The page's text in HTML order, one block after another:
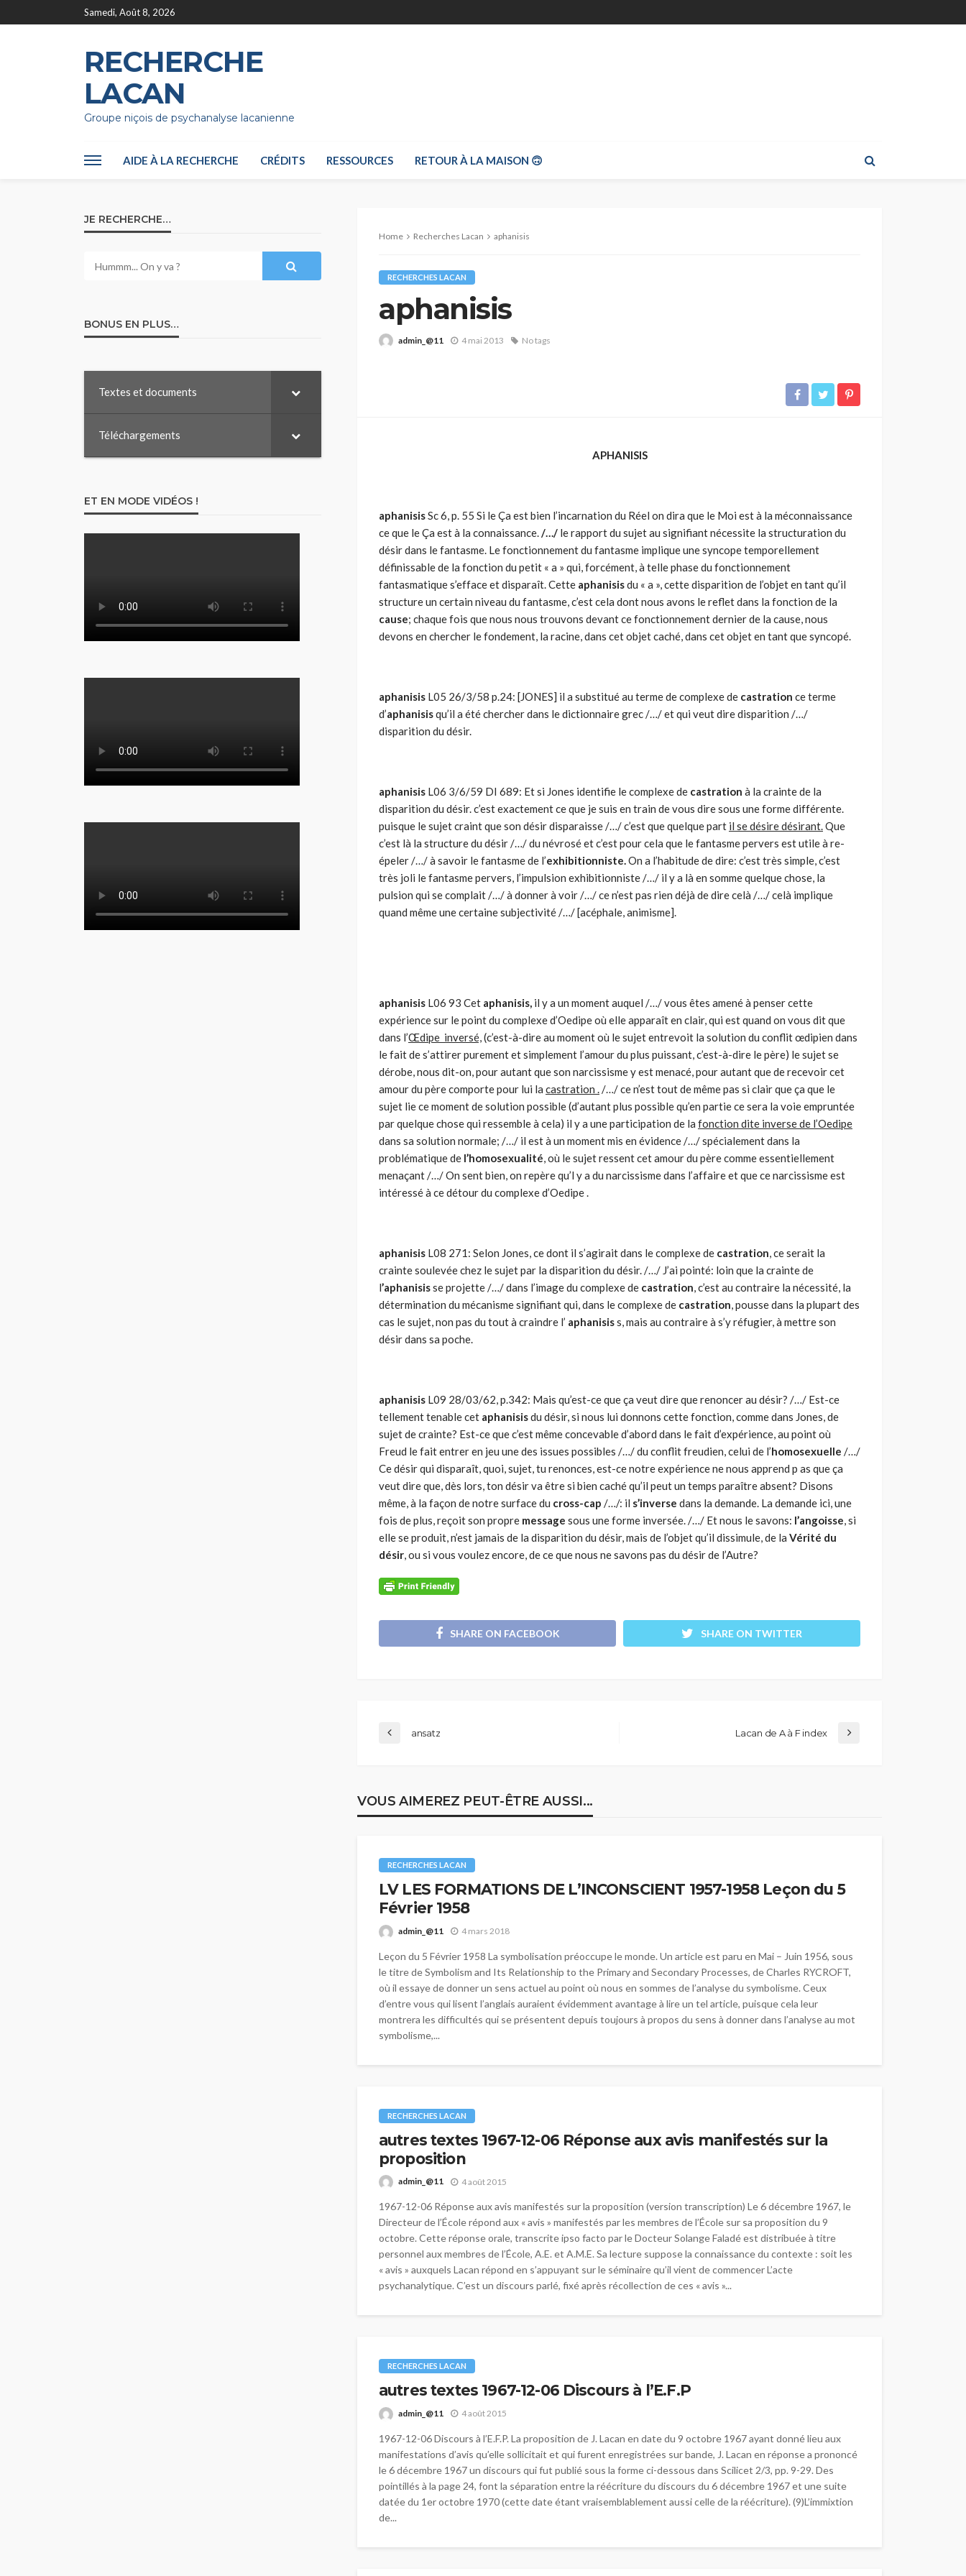
Samedi, Août 8, 2026
RECHERCHE
LACAN
Groupe niçois de psychanalyse lacanienne
AIDE À LA RECHERCHE CRÉDITS RESSOURCES RETOUR À LA MAISON 🙃
Home Recherches Lacan aphanisis
RECHERCHES LACAN
aphanisis
admin_@11 4 mai 2013 No tags
APHANISIS
aphanisisSc 6, p. 55 Si le Ça est bien l’incarnation du Réel on dira que le Moi est à la méconnaissance
ce que le Ça est à la connaissance./…/ le rapport du sujet au signifiant nécessite la structuration du
désir dans le fantasme. Le fonctionnement du fantasme implique une syncope temporellement
définissable de la fonction du petit « a » qui, forcément, à telle phase du fonctionnement
fantasmatique s’efface et disparaît. Cette aphanisisdu « a », cette disparition de l’objet en tant qu’il
structure un certain niveau du fantasme, c’est cela dont nous avons le reflet dans la fonction de la
cause; chaque fois que nous nous trouvons devant ce fonctionnement dernier de la cause, nous
devons en chercher le fondement, la racine, dans cet objet caché, dans cet objet en tant que syncopé.
aphanisis L05 26/3/58 p.24: [JONES] il a substitué au terme de complexe de castration ce terme
d’aphanisisqu’il a été chercher dans le dictionnaire grec /…/ et qui veut dire disparition /…/
disparition du désir.
aphanisis L06 3/6/59 DI 689: Et si Jones identifie le complexe de castration à la crainte de la
disparition du désir. c’est exactement ce que je suis en train de vous dire sous une forme différente.
puisque le sujet craint que son désir disparaisse /…/ c’est que quelque part il se désire désirant.Que
c’est là la structure du désir /…/ du névrosé et c’est pour cela que le fantasme pervers est utile à re-
épeler /…/ à savoir le fantasme de l’exhibitionniste.On a l’habitude de dire: c’est très simple, c’est
très joli le fantasme pervers, l’impulsion exhibitionniste /…/ il y a là en somme quelque chose, la
pulsion qui se complait /…/ à donner à voir /…/ ce n’est pas rien déjà de dire celà /…/ celà implique
quand même une certaine subjectivité /…/ [acéphale, animisme].
aphanisis L06 93 Cet aphanisis, il y a un moment auquel /…/ vous êtes amené à penser cette
expérience sur le point du complexe d’Oedipe où elle apparaît en clair, qui est quand on vous dit que
dans l’Œdipe inversé,(c’est-à-dire au moment où le sujet entrevoit la solution du conflit œdipien dans
le fait de s’attirer purement et simplement l’amour du plus puissant, c’est-à-dire le père) le sujet se
dérobe, nous dit-on, pour autant que son narcissisme y est menacé, pour autant que de recevoir cet
amour du père comporte pour lui la castration ./…/ ce n’est tout de même pas si clair que ça que le
sujet lie ce moment de solution possible (d’autant plus possible qu’en partie ce sera la voie empruntée
par quelque chose qui ressemble à cela) il y a une participation de la fonction dite inverse de l’Oedipe
dans sa solution normale; /…/ il est à un moment mis en évidence /…/ spécialement dans la
problématique de l’homosexualité, où le sujet ressent cet amour du père comme essentiellement
menaçant /…/ On sent bien, on repère qu’l y a du narcissisme dans l’affaire et que ce narcissisme est
intéressé à ce détour du complexe d’Oedipe .
aphanisis L08 271: Selon Jones, ce dont il s’agirait dans le complexe de castration, ce serait la
crainte soulevée chez le sujet par la disparition du désir. /…/ J’ai pointé: loin que la crainte de
l’aphanisisse projette /…/ dans l’image du complexe de castration, c’est au contraire la nécessité, la
détermination du mécanisme signifiant qui, dans le complexe de castration, pousse dans la plupart des
cas le sujet, non pas du tout à craindre l’ aphanisiss, mais au contraire à s’y réfugier, à mettre son
désir dans sa poche.
aphanisis L09 28/03/62, p.342: Mais qu’est-ce que ça veut dire que renoncer au désir? /…/ Est-ce
tellement tenable cet aphanisisdu désir, si nous lui donnons cette fonction, comme dans Jones, de
sujet de crainte? Est-ce que c’est même concevable d’abord dans le fait d’expérience, au point où
Freud le fait entrer en jeu une des issues possibles /…/ du conflit freudien, celui de l’homosexuelle /…/
Ce désir qui disparaît, quoi, sujet, tu renonces, est-ce notre expérience ne nous apprend p as que ça
veut dire que, dès lors, ton désir va être si bien caché qu’il peut un temps paraître absent? Disons
même, à la façon de notre surface du cross-cap /…/: il s’inverse dans la demande. La demande ici, une
fois de plus, reçoit son propre message sous une forme inversée. /…/ Et nous le savons: l’angoisse, si
elle se produit, n’est jamais de la disparition du désir, mais de l’objet qu’il dissimule, de la Vérité du
désir, ou si vous voulez encore, de ce que nous ne savons pas du désir de l’Autre?
SHARE ON FACEBOOK SHARE ON TWITTER
ansatz Lacan de A à F index
VOUS AIMEREZ PEUT-ÊTRE AUSSI...
RECHERCHES LACAN
LV LES FORMATIONS DE L’INCONSCIENT 1957-1958 Leçon du 5
Février 1958
admin_@11 4 mars 2018
Leçon du 5 Février 1958 La symbolisation préoccupe le monde. Un article est paru en Mai – Juin 1956, sous
le titre de Symbolism and Its Relationship to the Primary and Secondary Processes, de Charles RYCROFT,
où il essaye de donner un sens actuel au point où nous en sommes de l’analyse du symbolisme. Ceux
d’entre vous qui lisent l’anglais auraient évidemment avantage à lire un tel article, puisque cela leur
montrera les difficultés qui se présentent depuis toujours à propos du sens à donner dans l’analyse au mot
symbolisme,...
RECHERCHES LACAN
autres textes 1967-12-06 Réponse aux avis manifestés sur la
proposition
admin_@11 4 août 2015
1967-12-06 Réponse aux avis manifestés sur la proposition (version transcription) Le 6 décembre 1967, le
Directeur de l’École répond aux « avis » manifestés par les membres de l’École sur sa proposition du 9
octobre. Cette réponse orale, transcrite ipso facto par le Docteur Solange Faladé est distribuée à titre
personnel aux membres de l’École, A.E. et A.M.E. Sa lecture suppose la connaissance du contexte : soit les
« avis » auxquels Lacan répond en s’appuyant sur le séminaire qu’il vient de commencer L’acte
psychanalytique. C’est un discours parlé, fixé après récollection de ces « avis »...
RECHERCHES LACAN
autres textes 1967-12-06 Discours à l’E.F.P
admin_@11 4 août 2015
1967-12-06 Discours à l’E.F.P. La proposition de J. Lacan en date du 9 octobre 1967 ayant donné lieu aux
manifestations d’avis qu’elle sollicitait et qui furent enregistrées sur bande, J. Lacan en réponse a prononcé
le 6 décembre 1967 un discours qui fut publié sous la forme ci-dessous dans Scilicet 2/3, pp. 9-29. Des
pointillés à la page 24, font la séparation entre la réécriture du discours du 6 décembre 1967 et une suite
datée du 1er octobre 1970 (cette date étant vraisemblablement aussi celle de la réécriture). (9)L’immixtion
de...
JE RECHERCHE…
BONUS EN PLUS…
Textes et documents
Téléchargements
ET EN MODE VIDÉOS !